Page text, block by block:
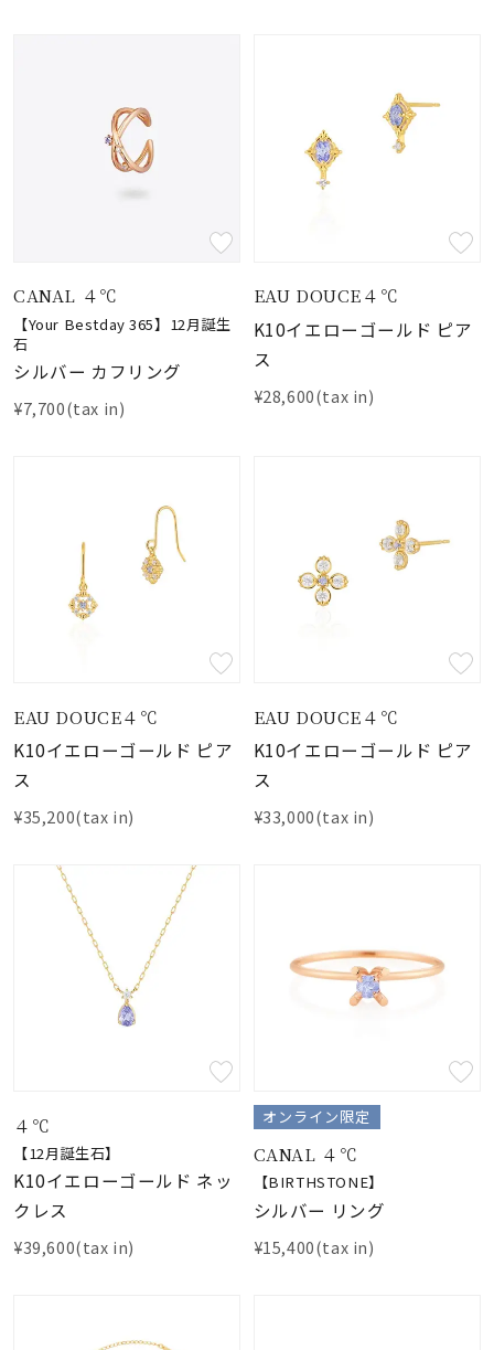
CANAL ４℃
【Your Bestday 365】12月誕生
石
シルバー カフリング
¥7,700(tax in)
EAU DOUCE４℃
K10イエローゴールド ピア
ス
¥28,600(tax in)
EAU DOUCE４℃
K10イエローゴールド ピア
ス
¥35,200(tax in)
EAU DOUCE４℃
K10イエローゴールド ピア
ス
¥33,000(tax in)
４℃
【12月誕生石】
K10イエローゴールド ネッ
クレス
¥39,600(tax in)
オンライン限定
CANAL ４℃
【BIRTHSTONE】
シルバー リング
¥15,400(tax in)